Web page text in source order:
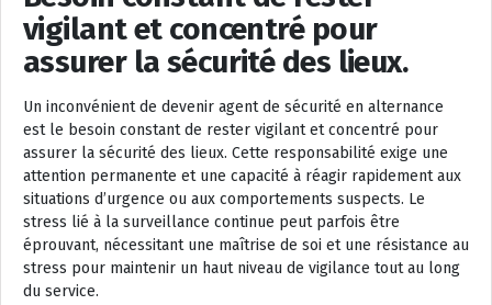
vigilant et concentré pour
assurer la sécurité des lieux.
Un inconvénient de devenir agent de sécurité en alternance
est le besoin constant de rester vigilant et concentré pour
assurer la sécurité des lieux. Cette responsabilité exige une
attention permanente et une capacité à réagir rapidement aux
situations d’urgence ou aux comportements suspects. Le
stress lié à la surveillance continue peut parfois être
éprouvant, nécessitant une maîtrise de soi et une résistance au
stress pour maintenir un haut niveau de vigilance tout au long
du service.